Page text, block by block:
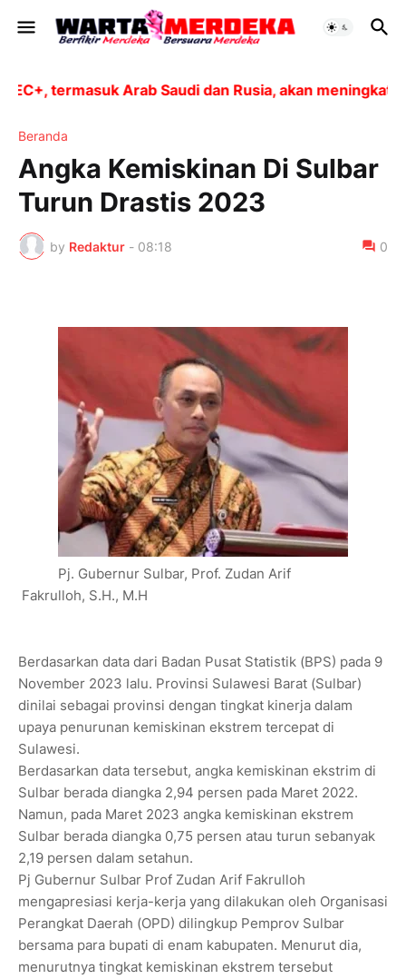
termasuk Arab Saudi dan Rusia, akan
Beranda
Angka Kemiskinan Di Sulbar
Turun Drastis 2023
by Redaktur - 08:18 0
Pj. Gubernur Sulbar, Prof. Zudan Arif
Fakrulloh, S.H., M.H
Berdasarkan data dari Badan Pusat Statistik (BPS) pada 9
November 2023 lalu. Provinsi Sulawesi Barat (Sulbar)
dinilai sebagai provinsi dengan tingkat kinerja dalam
upaya penurunan kemiskinan ekstrem tercepat di
Sulawesi.
Berdasarkan data tersebut, angka kemiskinan ekstrim di
Sulbar berada diangka 2,94 persen pada Maret 2022.
Namun, pada Maret 2023 angka kemiskinan ekstrem
Sulbar berada diangka 0,75 persen atau turun sebanyak
2,19 persen dalam setahun.
Pj Gubernur Sulbar Prof Zudan Arif Fakrulloh
mengapresiasi kerja-kerja yang dilakukan oleh Organisasi
Perangkat Daerah (OPD) dilingkup Pemprov Sulbar
bersama para bupati di enam kabupaten. Menurut dia,
menurutnya tingkat kemiskinan ekstrem tersebut